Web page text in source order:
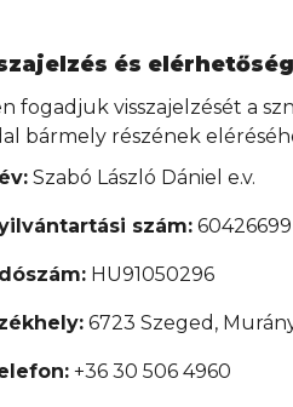
és elérhetőség
fogadjuk visszajelzését a
bármely részének
Szabó László Dániel e.v.
szám: 60426699
HU91050296
6723 Szeged,
+36 30 506 4960